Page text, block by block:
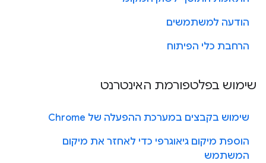
הודעה למשתמשים
הרחבת כלי הפיתוח
שימוש בפלטפורמת האינטרנט
שימוש בקבצים במערכת ההפעלה של Chrome
הוספת מיקום גיאוגרפי כדי לאחזר את מיקום
המשתמש